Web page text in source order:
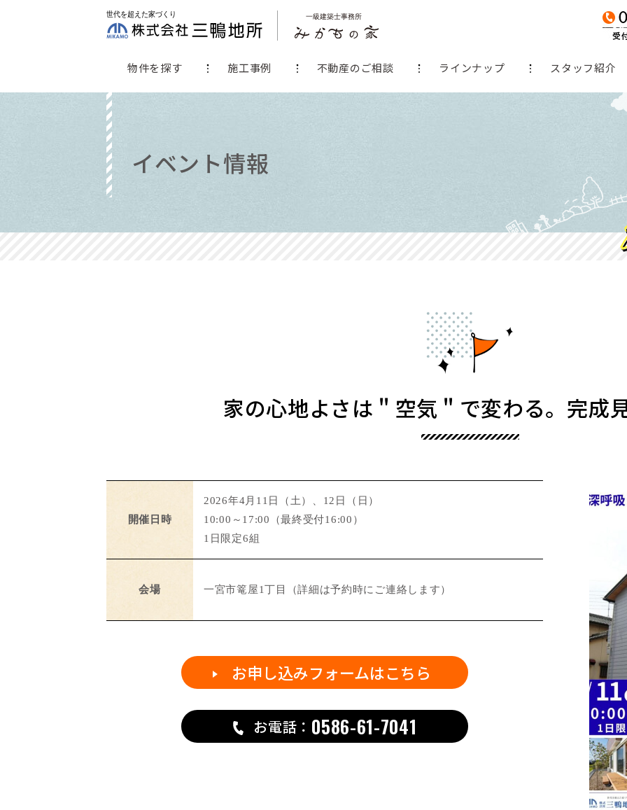
物件を探す 施工事例 不動産のご相談 ラインナップ スタッフ紹介
イベント情報
家の心地よさは＂空気＂で変わる。完成
開催日時
2026年4月11日（土）、12日（日）
10:00～17:00（最終受付16:00）
1日限定6組
会場 一宮市篭屋1丁目（詳細は予約時にご連絡します）
お申し込みフォームはこちら
お電話： 0586-61-7041